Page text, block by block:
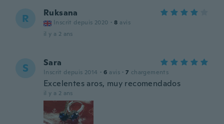
R Ruksana
Inscrit depuis 2020 · 8 avis
il y a 2 ans
S Sara
Inscrit depuis 2014 · 6 avis · 7 chargements
Excelentes aros, muy recomendados
il y a 2 ans